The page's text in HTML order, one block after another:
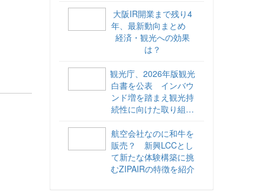
海外DMOのリアル
vol.6】
大阪IR開業まで残り4
年、最新動向まとめ
経済・観光への効果
は？
観光庁、2026年版観光
白書を公表 インバウ
ンド増を踏まえ観光持
続性に向けた取り組み
航空会社なのに和牛を
販売？ 新興LCCとし
て新たな体験構築に挑
むZIPAIRの特徴を紹介